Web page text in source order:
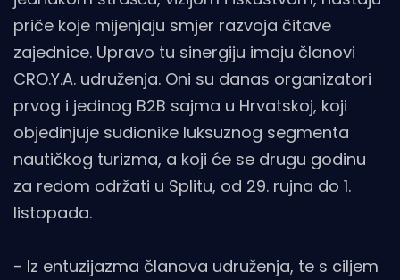
priče koje mijenjaju smjer razvoja čitave
zajednice. Upravo tu sinergiju imaju članovi
CRO.Y.A. udruženja. Oni su danas organizatori
prvog i jedinog B2B sajma u Hrvatskoj, koji
objedinjuje sudionike luksuznog segmenta
nautičkog turizma, a koji će se drugu godinu
za redom održati u Splitu, od 29. rujna do 1.
listopada.
- Iz entuzijazma članova udruženja, te s ciljem